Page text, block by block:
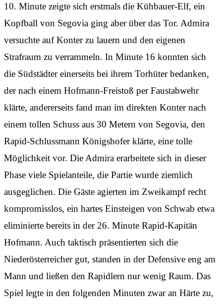
10. Minute zeigte sich erstmals die Kühbauer-Elf, ein
Kopfball von Segovia ging aber über das Tor. Admira
versuchte auf Konter zu lauern und den eigenen
Strafraum zu verrammeln. In Minute 16 konnten sich
die Südstädter einerseits bei ihrem Torhüter bedanken,
der nach einem Hofmann-Freistoß per Faustabwehr
klärte, andererseits fand man im direkten Konter nach
einem tollen Schuss aus 30 Metern von Segovia, den
Rapid-Schlussmann Königshofer klärte, eine tolle
Möglichkeit vor. Die Admira erarbeitete sich in dieser
Phase viele Spielanteile, die Partie wurde ziemlich
ausgeglichen. Die Gäste agierten im Zweikampf recht
kompromisslos, ein hartes Einsteigen von Schwab etwa
eliminierte bereits in der 26. Minute Rapid-Kapitän
Hofmann. Auch taktisch präsentierten sich die
Niederösterreicher gut, standen in der Defensive eng am
Mann und ließen den Rapidlern nur wenig Raum. Das
Spiel legte in den folgenden Minuten zwar an Härte zu,